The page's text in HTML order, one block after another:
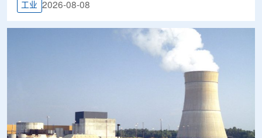
工业 2026-08-08